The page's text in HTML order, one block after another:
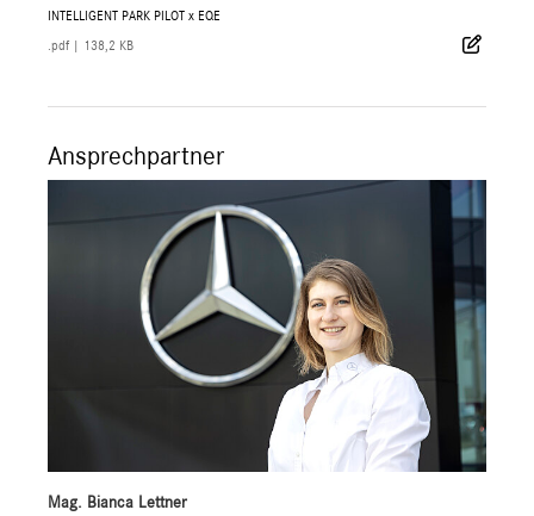
INTELLIGENT PARK PILOT x EQE
.pdf 138,2 KB
Ansprechpartner
Mag. Bianca Lettner